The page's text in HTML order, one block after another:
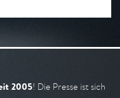
2005! Die Presse ist sich